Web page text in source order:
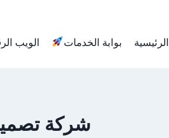
الرئيسية بوابة الخدمات الويب
شركة